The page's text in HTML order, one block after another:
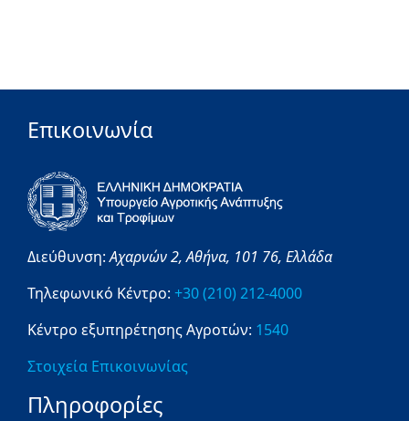
Επικοινωνία
Διεύθυνση:Αχαρνών 2,Αθήνα, 101 76, Ελλάδα
Τηλεφωνικό Κέντρο: +30 (210) 212-4000
Κέντρο εξυπηρέτησης Αγροτών: 1540
Στοιχεία Επικοινωνίας
Πληροφορίες